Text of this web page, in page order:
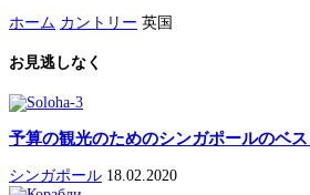
ホーム カントリー 英国
お見逃しなく
予算の観光のためのシンガポールのベ
シンガポール 18.02.2020